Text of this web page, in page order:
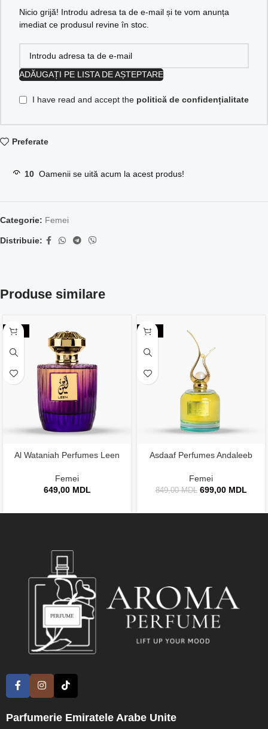
Nicio grijă! Introdu adresa ta de e-mail și te vom anunța
imediat ce produsul revine în stoc.
ADĂUGAȚI PE LISTA DE AȘTEPTARE
I have read and accept the politică de confidențialitate
Preferate
10 Oamenii se uită acum la acest produs!
Categorie: Femei
Distribuie:
Produse similare
-24%
Al Wataniah Perfumes Leen
Femei
649,00 MDL
-18%
Asdaaf Perfumes Andaleeb
Femei
849,00MDL 699,00 MDL
Parfumerie Emiratele Arabe Unite